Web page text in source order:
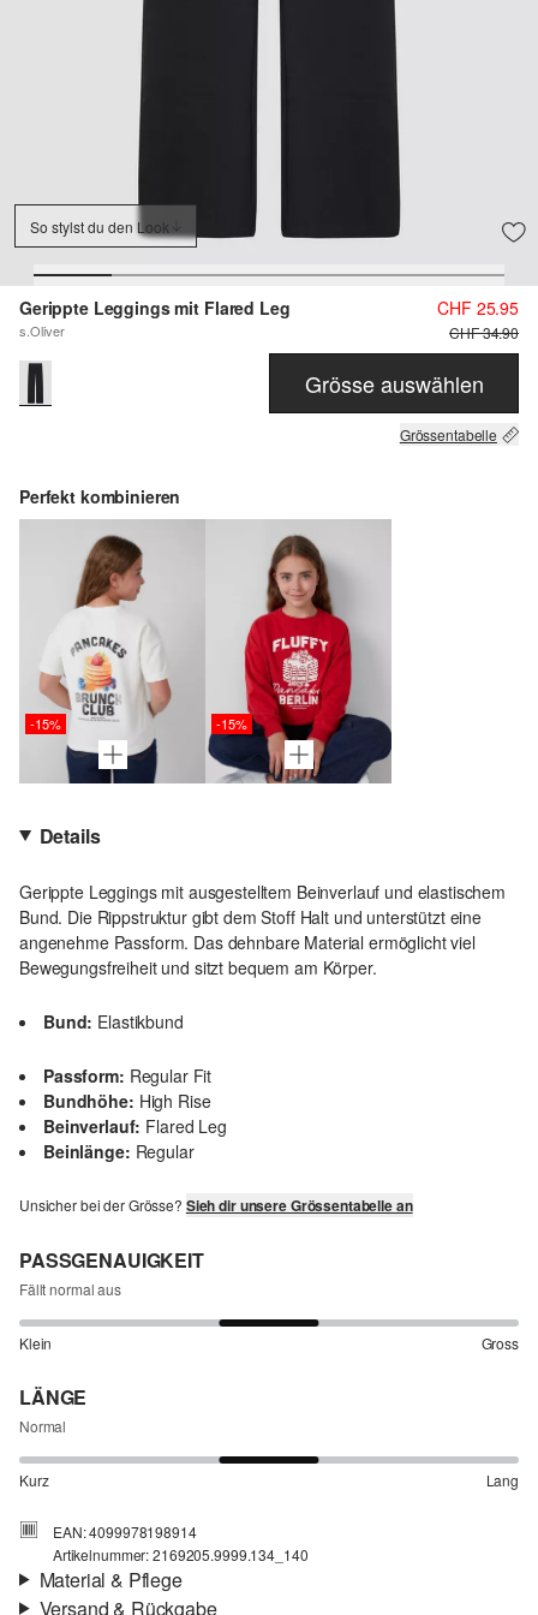
So stylst du den Look
Gerippte Leggings mit Flared Leg
s.Oliver
CHF 25.95
CHF 34.90
Grösse auswählen
Grössentabelle
Perfekt kombinieren
-15% -15%
Details
Gerippte Leggings mit ausgestelltem Beinverlauf und elastischem
Bund. Die Rippstruktur gibt dem Stoff Halt und unterstützt eine
angenehme Passform. Das dehnbare Material ermöglicht viel
Bewegungsfreiheit und sitzt bequem am Körper.
Bund: Elastikbund
Passform: Regular Fit
Bundhöhe: High Rise
Beinverlauf: Flared Leg
Beinlänge: Regular
Unsicher bei der Grösse? Sieh dir unsere Grössentabelle an
PASSGENAUIGKEIT
Fällt normal aus
Klein Gross
LÄNGE
Normal
Kurz Lang
EAN: 4099978198914
Artikelnummer: 2169205.9999.134_140
Material & Pflege
Versand & Rückgabe